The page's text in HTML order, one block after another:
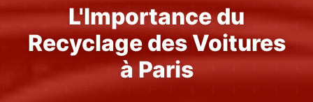
L'Importance du
Recyclage des Voitures
à Paris